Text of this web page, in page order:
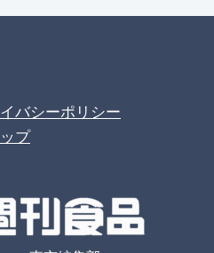
イバシーポリシー
プ